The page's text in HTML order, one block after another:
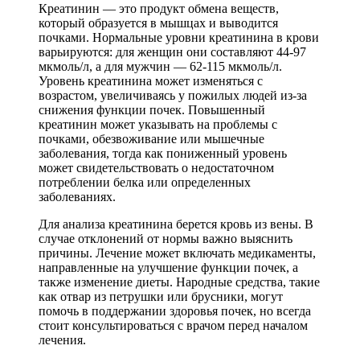
Креатинин — это продукт обмена веществ,
который образуется в мышцах и выводится
почками. Нормальные уровни креатинина в крови
варьируются: для женщин они составляют 44-97
мкмоль/л, а для мужчин — 62-115 мкмоль/л.
Уровень креатинина может изменяться с
возрастом, увеличиваясь у пожилых людей из-за
снижения функции почек. Повышенный
креатинин может указывать на проблемы с
почками, обезвоживание или мышечные
заболевания, тогда как пониженный уровень
может свидетельствовать о недостаточном
потреблении белка или определенных
заболеваниях.
Для анализа креатинина берется кровь из вены. В
случае отклонений от нормы важно выяснить
причины. Лечение может включать медикаменты,
направленные на улучшение функции почек, а
также изменение диеты. Народные средства, такие
как отвар из петрушки или брусники, могут
помочь в поддержании здоровья почек, но всегда
стоит консультироваться с врачом перед началом
лечения.